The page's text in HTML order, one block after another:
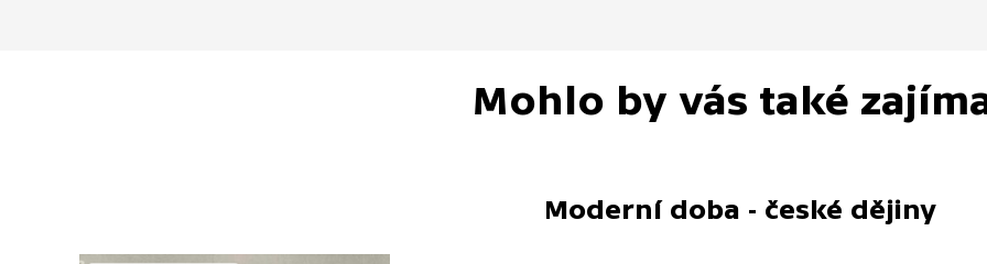
Mohlo by vás také
Moderní doba - české dějiny